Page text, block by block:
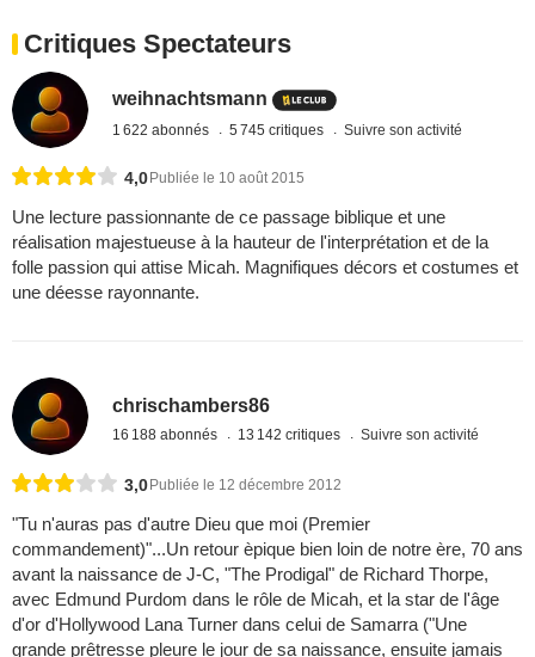
Critiques Spectateurs
weihnachtsmann
1 622 abonnés 5 745 critiques Suivre son activité
4,0 Publiée le 10 août 2015
Une lecture passionnante de ce passage biblique et une
réalisation majestueuse à la hauteur de l'interprétation et de la
folle passion qui attise Micah. Magnifiques décors et costumes et
une déesse rayonnante.
chrischambers86
16 188 abonnés 13 142 critiques Suivre son activité
3,0Publiée le 12 décembre 2012
"Tu n'auras pas d'autre Dieu que moi (Premier
commandement)"...Un retour èpique bien loin de notre ère, 70 ans
avant la naissance de J-C, "The Prodigal" de Richard Thorpe,
avec Edmund Purdom dans le rôle de Micah, et la star de l'âge
d'or d'Hollywood Lana Turner dans celui de Samarra ("Une
grande prêtresse pleure le jour de sa naissance, ensuite jamais